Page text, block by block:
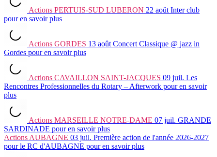
Actions PERTUIS-SUD LUBERON 22 août Inter club
pour en savoir plus
Actions GORDES 13 août Concert Classique @ jazz in
Gordes pour en savoir plus
Actions CAVAILLON SAINT-JACQUES 09 juil. Les
Rencontres Professionnelles du Rotary – Afterwork pour en savoir
plus
Actions MARSEILLE NOTRE-DAME 07 juil. GRANDE
SARDINADE pour en savoir plus
Actions AUBAGNE 03 juil. Première action de l'année 2026-2027
pour le RC d'AUBAGNE pour en savoir plus